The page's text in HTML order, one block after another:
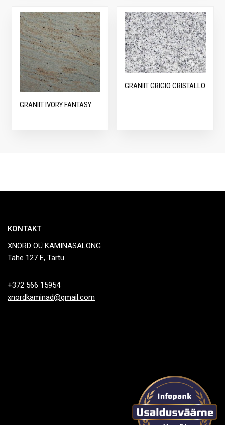
GRANIIT IVORY FANTASY
GRANIIT GRIGIO CRISTALLO
KONTAKT
XNORD OÜ KAMINASALONG
Tähe 127 E, Tartu
+372 566 15954
xnordkaminad@gmail.com